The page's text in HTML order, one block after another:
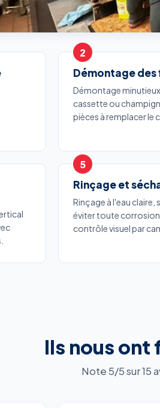
Démontage
Démontage
cassette ou
pièces à remplacer le
Rinçage et
Rinçage à l'eau
éviter toute corrosion
contrôle visuel par
Ils nous
Note 5/5 sur 15